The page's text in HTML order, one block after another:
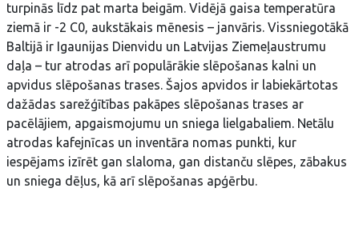
turpinās līdz pat marta beigām. Vidējā gaisa temperatūra
ziemā ir -2 C0, aukstākais mēnesis – janvāris. Vissniegotākā
Baltijā ir Igaunijas Dienvidu un Latvijas Ziemeļaustrumu
daļa – tur atrodas arī populārākie slēpošanas kalni un
apvidus slēpošanas trases. Šajos apvidos ir labiekārtotas
dažādas sarežģītības pakāpes slēpošanas trases ar
pacēlājiem, apgaismojumu un sniega lielgabaliem. Netālu
atrodas kafejnīcas un inventāra nomas punkti, kur
iespējams izīrēt gan slaloma, gan distanču slēpes, zābakus
un sniega dēļus, kā arī slēpošanas apģērbu.